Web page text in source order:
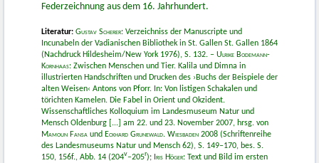
Federzeichnung aus dem 16. Jahrhundert.
Literatur: Gustav Scherer: Verzeichniss der Manuscripte und
Incunabeln der Vadianischen Bibliothek in St. Gallen St. Gallen 1864
(Nachdruck Hildesheim/New York 1976), S. 132. – Ulrike Bodemann-
Kornhaas: Zwischen Menschen und Tier. Kalila und Dimna in
illustrierten Handschriften und Drucken des ›Buchs der Beispiele der
alten Weisen‹ Antons von Pforr. In: Von listigen Schakalen und
törichten Kamelen. Die Fabel in Orient und Okzident.
Wissenschaftliches Kolloquium im Landesmuseum Natur und
Mensch Oldenburg [...] am 22. und 23. November 2007, hrsg. von
Mamoun Fansa und Eckhard Grunewald. Wiesbaden 2008 (Schriftenreihe
des Landesmuseums Natur und Mensch 62), S. 149–170, bes. S.
150, 156f., Abb. 14 (204v–205r); Iris Höger: Text und Bild im ersten